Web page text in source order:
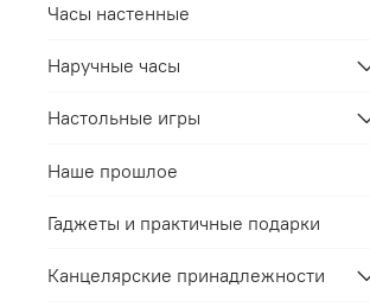
Часы настенные
Наручные часы
Настольные игры
Наше прошлое
Гаджеты и практичные подарки
Канцелярские принадлежности